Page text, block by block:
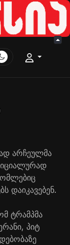
არჩეულმა
დაიკავებენ.
ტრამპმა
პიტ